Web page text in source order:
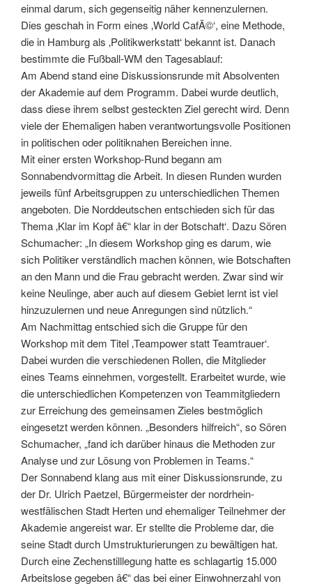
einmal darum, sich gegenseitig näher kennenzulernen.
Dies geschah in Form eines ‚World CafÃ©‘, eine Methode,
die in Hamburg als ‚Politikwerkstatt‘ bekannt ist. Danach
bestimmte die Fußball-WM den Tagesablauf:
Am Abend stand eine Diskussionsrunde mit Absolventen
der Akademie auf dem Programm. Dabei wurde deutlich,
dass diese ihrem selbst gesteckten Ziel gerecht wird. Denn
viele der Ehemaligen haben verantwortungsvolle Positionen
in politischen oder politiknahen Bereichen inne.
Mit einer ersten Workshop-Rund begann am
Sonnabendvormittag die Arbeit. In diesen Runden wurden
jeweils fünf Arbeitsgruppen zu unterschiedlichen Themen
angeboten. Die Norddeutschen entschieden sich für das
Thema ‚Klar im Kopf â€“ klar in der Botschaft‘. Dazu Sören
Schumacher: „In diesem Workshop ging es darum, wie
sich Politiker verständlich machen können, wie Botschaften
an den Mann und die Frau gebracht werden. Zwar sind wir
keine Neulinge, aber auch auf diesem Gebiet lernt ist viel
hinzuzulernen und neue Anregungen sind nützlich.“
Am Nachmittag entschied sich die Gruppe für den
Workshop mit dem Titel ‚Teampower statt Teamtrauer‘.
Dabei wurden die verschiedenen Rollen, die Mitglieder
eines Teams einnehmen, vorgestellt. Erarbeitet wurde, wie
die unterschiedlichen Kompetenzen von Teammitgliedern
zur Erreichung des gemeinsamen Zieles bestmöglich
eingesetzt werden können. „Besonders hilfreich“, so Sören
Schumacher, „fand ich darüber hinaus die Methoden zur
Analyse und zur Lösung von Problemen in Teams.“
Der Sonnabend klang aus mit einer Diskussionsrunde, zu
der Dr. Ulrich Paetzel, Bürgermeister der nordrhein-
westfälischen Stadt Herten und ehemaliger Teilnehmer der
Akademie angereist war. Er stellte die Probleme dar, die
seine Stadt durch Umstrukturierungen zu bewältigen hat.
Durch eine Zechenstilllegung hatte es schlagartig 15.000
Arbeitslose gegeben â€“ das bei einer Einwohnerzahl von